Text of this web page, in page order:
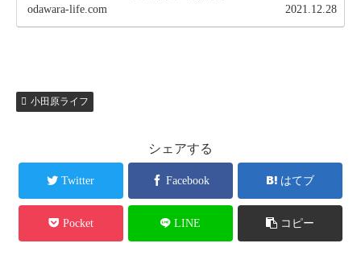
odawara-life.com 2021.12.28
小田原ライフ
シェアする
Twitter Facebook はてブ
Pocket LINE コピー